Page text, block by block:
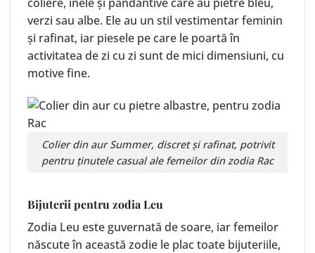
verzi sau albe. Ele au un stil vestimentar feminin
și rafinat, iar piesele pe care le poartă în
activitatea de zi cu zi sunt de mici dimensiuni, cu
motive fine.
Colier din aurSummer, discret și rafinat, potrivit
pentru ținutele casual ale femeilor din zodia Rac
Bijuterii pentru zodia Leu
Zodia Leu este guvernată de soare, iar femeilor
născute în această zodie le plac toate bijuteriile,